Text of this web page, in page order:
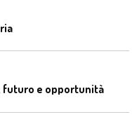
futuro e opportunità